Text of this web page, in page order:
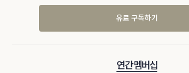
유료 구독하기
연간 멤버십